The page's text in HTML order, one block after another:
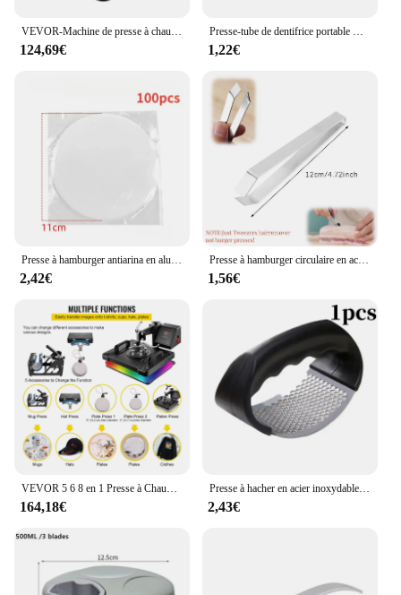
VEVOR-Machine de presse à chaud 2 en 1, contrôle de la fierté numérique Swing-Away, imprimante à transfert par sublimation, bricolage pour casquette de t-shirt, 10x12 po, 360 °
124,69€
Presse-tube de dentifrice portable multifonctionnel, dispositif en plastique, outils de presse manuels, accessoires HOAccessrespiration
1,22€
Presse à hamburger antiarina en aluminium avec papier d'avertissement, appareil à galettes pour barbecue et grill de cuisine
2,42€
Presse à hamburger circulaire en acier inoxydable, accessoire de cuisine, idéal pour les charcuterie et les galettes
1,56€
164,18€
Presse à hacher en acier inoxydable, broyeur manuel, outils de fruits et légumes, accessoires de cuisine, gadget
2,43€